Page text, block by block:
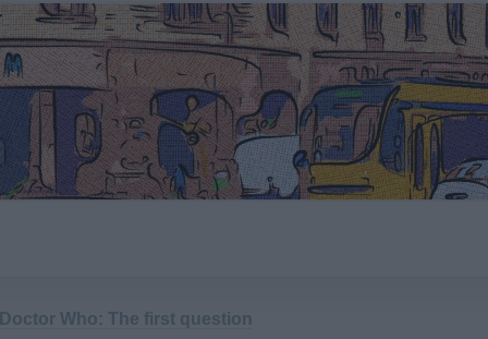
Doctor Who: The first question